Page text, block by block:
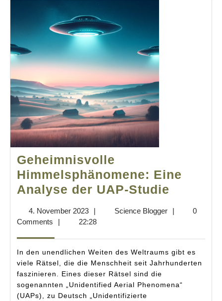
Geheimnisvolle
Himmelsphänomene: Eine
Analyse der UAP-Studie
Eine
der
UAP-
4. November 20234.
November
| Science BloggerScience
|
0
Comments
| 22:28
In den unendlichen Weiten des Weltraums gibt es
viele Rätsel, die die Menschheit seit Jahrhunderten
faszinieren. Eines dieser Rätsel sind die
sogenannten „Unidentified Aerial Phenomena“
(UAPs), zu Deutsch „Unidentifizierte